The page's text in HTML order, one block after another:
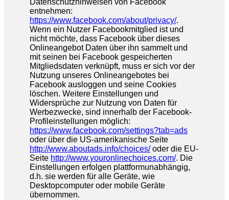
Datenschutzhinweisen von Facebook
entnehmen:
https://www.facebook.com/about/privacy/.
Wenn ein Nutzer Facebookmitglied ist und
nicht möchte, dass Facebook über dieses
Onlineangebot Daten über ihn sammelt und
mit seinen bei Facebook gespeicherten
Mitgliedsdaten verknüpft, muss er sich vor der
Nutzung unseres Onlineangebotes bei
Facebook ausloggen und seine Cookies
löschen. Weitere Einstellungen und
Widersprüche zur Nutzung von Daten für
Werbezwecke, sind innerhalb der Facebook-
Profileinstellungen möglich:
https://www.facebook.com/settings?tab=ads
oder über die US-amerikanische Seite
http://www.aboutads.info/choices/oder die EU-
Seite http://www.youronlinechoices.com/. Die
Einstellungen erfolgen plattformunabhängig,
d.h. sie werden für alle Geräte, wie
Desktopcomputer oder mobile Geräte
übernommen.